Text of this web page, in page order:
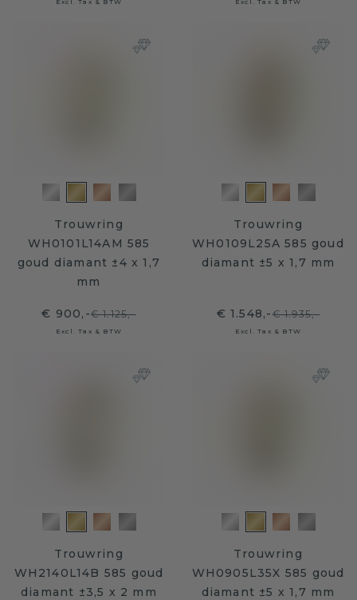
Excl. Tax & BTW Excl. Tax & BTW
Trouwring
WH0101L14AM 585
goud diamant ±4 x 1,7
mm
€ 900,-€ 1.125,-
Excl. Tax & BTW
Trouwring
WH0109L25A 585 goud
diamant ±5 x 1,7 mm
€ 1.548,-€ 1.935,-
Excl. Tax & BTW
Trouwring
WH2140L14B 585 goud
diamant ±3,5 x 2 mm
Trouwring
WH0905L35X 585 goud
diamant ±5 x 1,7 mm